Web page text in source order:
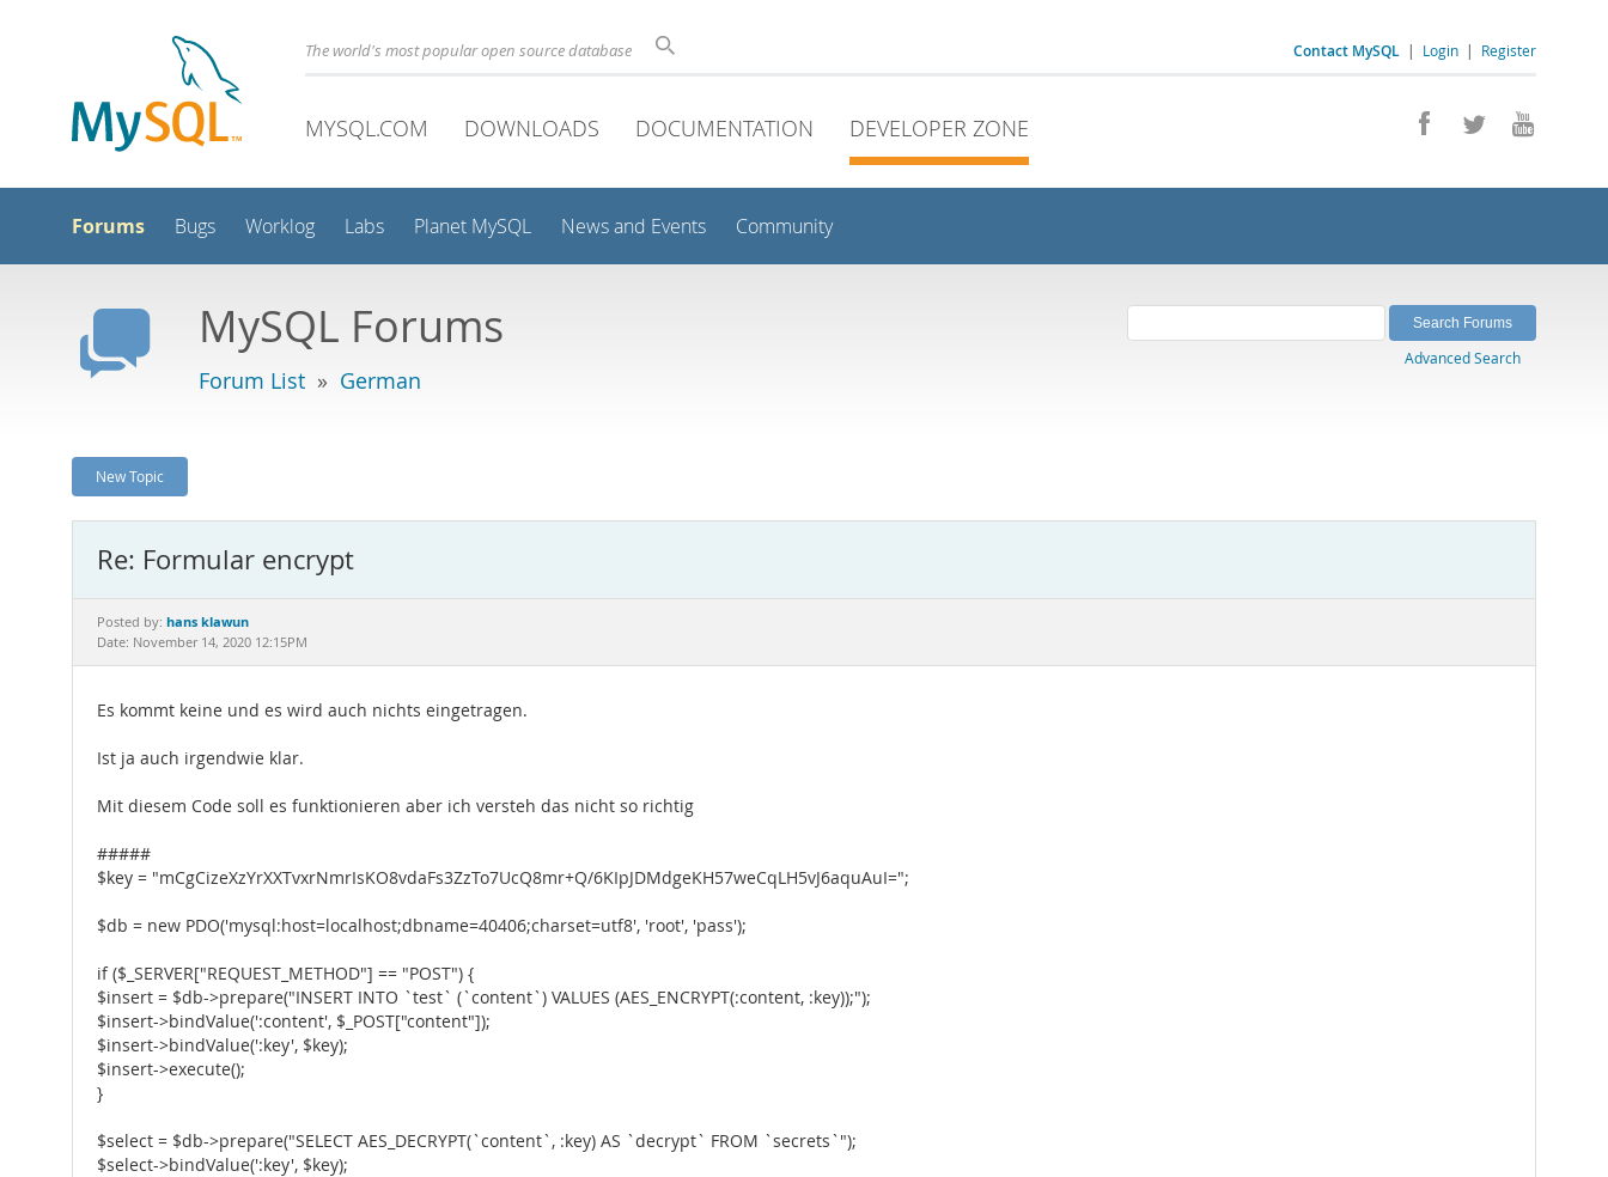
Contact MySQL | Login | Register
The world's most popular open source database
MYSQL.COM DOWNLOADS DOCUMENTATION DEVELOPER ZONE
Forums Bugs Worklog Labs Planet MySQL News and Events Community
MySQL Forums
Forum List » German
Advanced Search
New Topic
Re: Formular encrypt
Posted by: hans klawun
Date: November 14, 2020 12:15PM
Es kommt keine und es wird auch nichts eingetragen.
Ist ja auch irgendwie klar.
Mit diesem Code soll es funktionieren aber ich versteh das nicht so richtig
#####
$key = "mCgCizeXzYrXXTvxrNmrIsKO8vdaFs3ZzTo7UcQ8mr+Q/6KIpJDMdgeKH57weCqLH5vJ6aquAuI=";
$db = new PDO('mysql:host=localhost;dbname=40406;charset=utf8', 'root', 'pass');
if ($_SERVER["REQUEST_METHOD"] == "POST") {
$insert = $db->prepare("INSERT INTO `test` (`content`) VALUES (AES_ENCRYPT(:content, :key));");
$insert->bindValue(':content', $_POST["content"]);
$insert->bindValue(':key', $key);
$insert->execute();
}
$select = $db->prepare("SELECT AES_DECRYPT(`content`, :key) AS `decrypt` FROM `secrets`");
$select->bindValue(':key', $key);